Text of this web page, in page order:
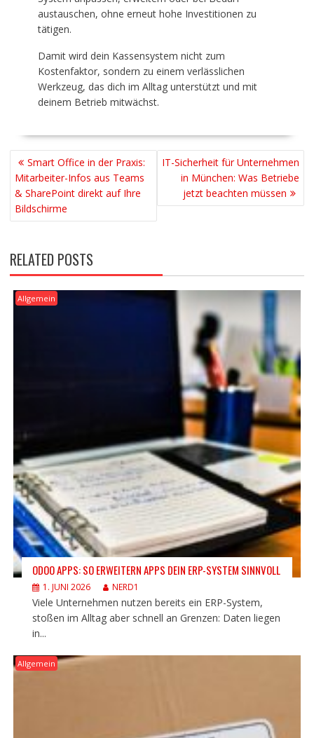
austauschen, ohne erneut hohe Investitionen zu
tätigen.
Damit wird dein Kassensystem nicht zum
Kostenfaktor, sondern zu einem verlässlichen
Werkzeug, das dich im Alltag unterstützt und mit
deinem Betrieb mitwächst.
BEITRAGSNAVIGATION
Smart Office in der Praxis:
Mitarbeiter-Infos aus Teams
& SharePoint direkt auf Ihre
Bildschirme
IT-Sicherheit für Unternehmen
in München: Was Betriebe
jetzt beachten müssen
RELATED POSTS
Allgemein
ODOO APPS: SO ERWEITERN APPS DEIN ERP-SYSTEM SINNVOLL
1. JUNI 2026 NERD1
Viele Unternehmen nutzen bereits ein ERP-System,
stoßen im Alltag aber schnell an Grenzen: Daten liegen
in...
Allgemein